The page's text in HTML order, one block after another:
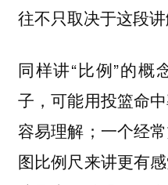
往不只取决于这段讲
同样讲“比例”的概
子，可能用投篮命
容易理解；一个经
图比例尺来讲更有